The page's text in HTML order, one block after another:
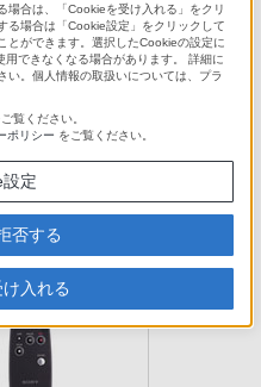
場合は、「Cookieを受け入れる」をクリ
る場合は「Cookie設定」をクリックして
とができます。選択したCookieの設定に
できなくなる場合があります。 詳細に
。個人情報の取扱いについては、プラ
覧ください。
ポリシー をご覧ください。
定
否する
入れる